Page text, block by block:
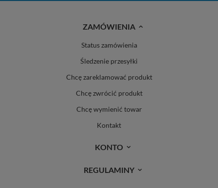
ZAMÓWIENIA
Status zamówienia
Śledzenie przesyłki
Chcę zareklamować produkt
Chcę zwrócić produkt
Chcę wymienić towar
Kontakt
KONTO
REGULAMINY